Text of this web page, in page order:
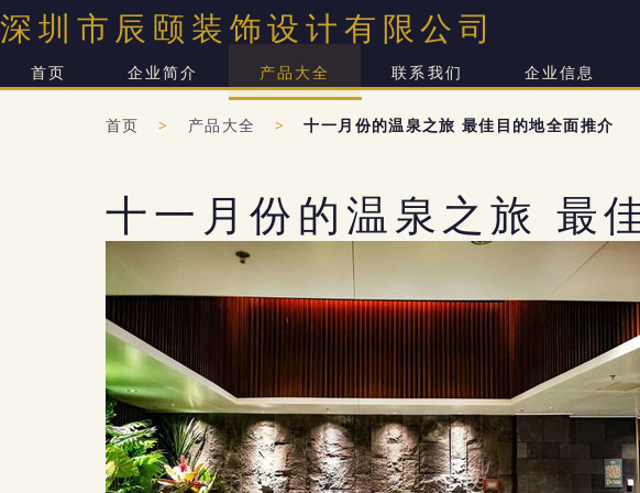
深圳市辰颐装饰设计有限公司
首页 企业简介 产品大全 联系我们 企业信息
首页 > 产品大全 > 十一月份的温泉之旅 最佳目的地全面推介
十一月份的温泉之旅 最